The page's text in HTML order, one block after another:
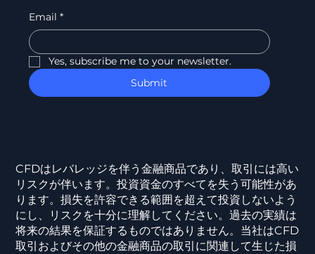
Email *
Yes, subscribe me to your newsletter.
Submit
CFDはレバレッジを伴う金融商品であり、取引には高い
リスクが伴います。投資資金のすべてを失う可能性があ
ります。損失を許容できる範囲を超えて投資しないよう
にし、リスクを十分に理解してください。過去の実績は
将来の結果を保証するものではありません。当社はCFD
取引およびその他の金融商品の取引に関連して生じた損